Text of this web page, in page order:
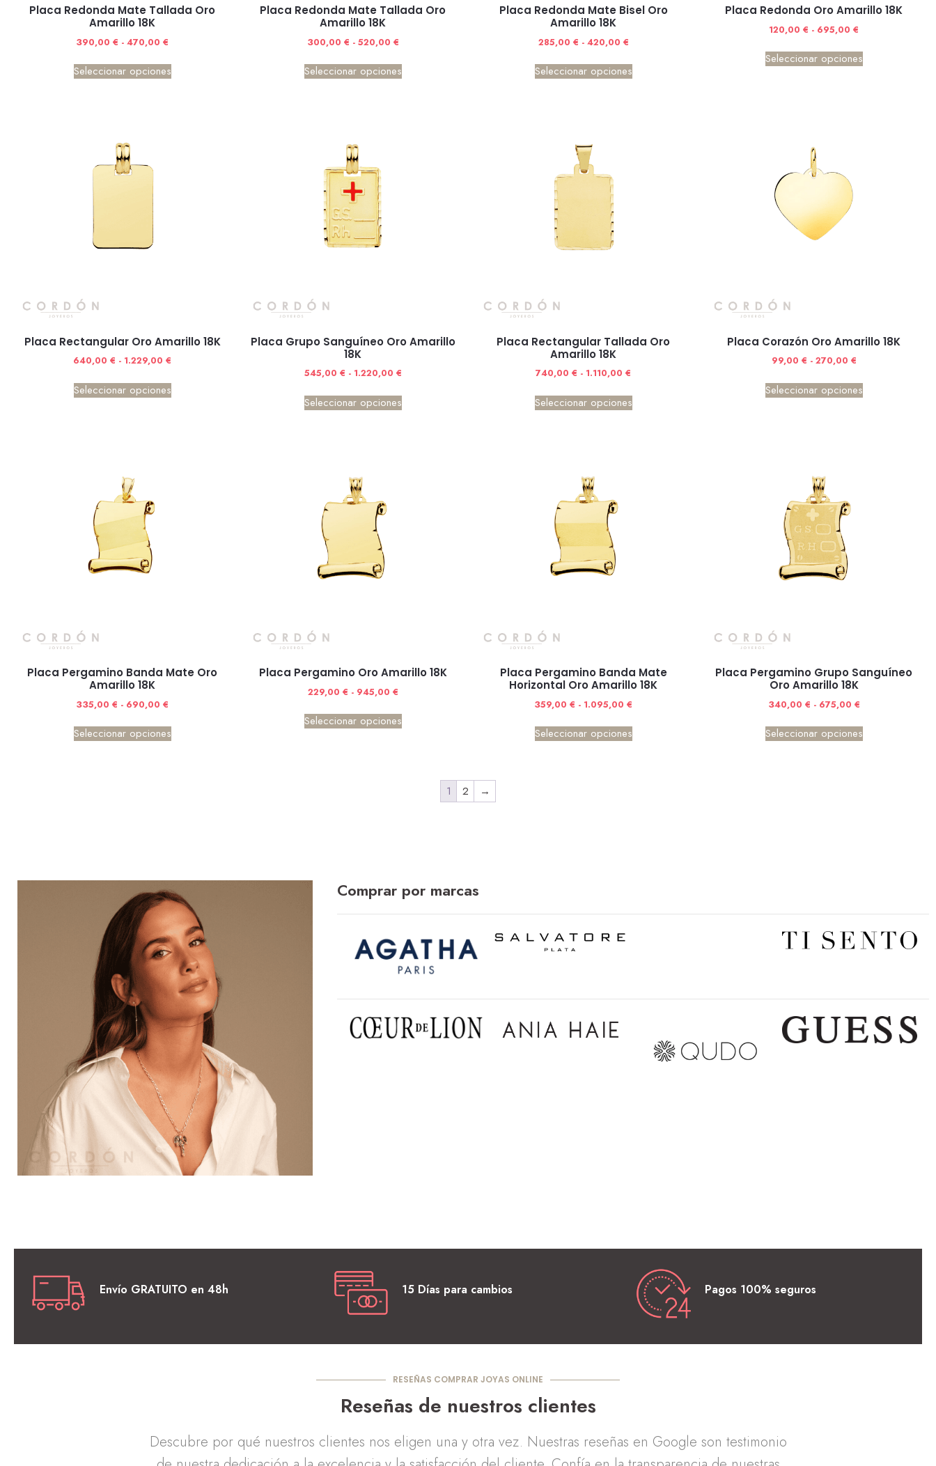
Placa Redonda Mate Tallada Oro
Amarillo 18K
390,00 € - 470,00 €
Seleccionar opciones
Placa Redonda Mate Tallada Oro
Amarillo 18K
300,00 € - 520,00 €
Seleccionar opciones
Placa Redonda Mate Bisel Oro
Amarillo 18K
285,00 € - 420,00 €
Seleccionar opciones
Placa Redonda Oro Amarillo 18K
120,00 € - 695,00 €
Seleccionar opciones
Placa Rectangular Oro Amarillo 18K
640,00 € - 1.229,00 €
Seleccionar opciones
Placa Grupo Sanguíneo Oro Amarillo
18K
545,00 € - 1.220,00 €
Seleccionar opciones
Placa Rectangular Tallada Oro
Amarillo 18K
740,00 € - 1.110,00 €
Seleccionar opciones
Placa Corazón Oro Amarillo 18K
99,00 € - 270,00 €
Seleccionar opciones
Placa Pergamino Banda Mate Oro
Amarillo 18K
335,00 € - 690,00 €
Seleccionar opciones
Placa Pergamino Oro Amarillo 18K
229,00 € - 945,00 €
Seleccionar opciones
Placa Pergamino Banda Mate
Horizontal Oro Amarillo 18K
359,00 € - 1.095,00 €
Seleccionar opciones
Placa Pergamino Grupo Sanguíneo
Oro Amarillo 18K
340,00 € - 675,00 €
Seleccionar opciones
1 2 →
Comprar por marcas
Envío GRATUITO en 48h 15 Días para cambios Pagos 100% seguros
RESEÑAS COMPRAR JOYAS ONLINE
Reseñas de nuestros clientes
Descubre por qué nuestros clientes nos eligen una y otra vez. Nuestras reseñas en Google son testimonio